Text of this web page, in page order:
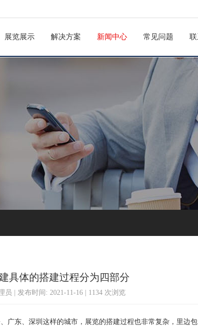
展览展示 解决方案 新闻中心 常见问题
具体的搭建过程分为四部分
员 | 发布时间: 2021-11-16 | 1134 次浏览
东、深圳这样的城市，展览的搭建过程也非常复杂，里边包